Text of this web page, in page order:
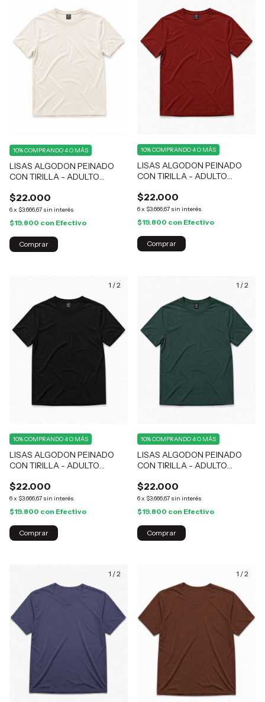
LISAS ALGODON PEINADO
CON TIRILLA - ADULTO
$22.000
6x $3.666,67 sin interés
10%COMPRANDO 4 O MÁS
$19.800 con Efectivo
Comprar
LISAS ALGODON PEINADO
CON TIRILLA - ADULTO
$22.000
6x $3.666,67 sin interés
10%COMPRANDO 4 O MÁS
$19.800 con Efectivo
Comprar
1 /2
LISAS ALGODON PEINADO
CON TIRILLA - ADULTO
$22.000
6x $3.666,67 sin interés
10%COMPRANDO 4 O MÁS
$19.800 con Efectivo
Comprar
1 /2
LISAS ALGODON PEINADO
CON TIRILLA - ADULTO
$22.000
6x $3.666,67 sin interés
10%COMPRANDO 4 O MÁS
$19.800 con Efectivo
Comprar
1 /2 1 /2